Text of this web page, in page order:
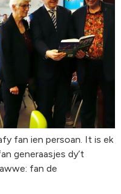
fan ien persoan. It is ek
generaasjes dy’t
fan de